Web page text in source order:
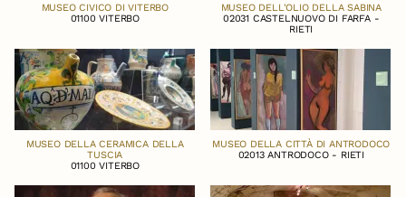
MUSEO CIVICO DI VITERBO
01100 VITERBO
MUSEO DELL'OLIO DELLA SABINA
02031 CASTELNUOVO DI FARFA -
RIETI
MUSEO DELLA CERAMICA DELLA
TUSCIA
01100 VITERBO
MUSEO DELLA CITTÀ DI ANTRODOCO
02013 ANTRODOCO - RIETI